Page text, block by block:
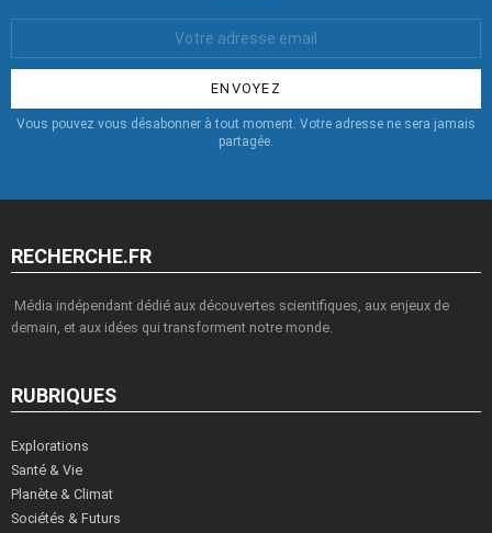
:
Vous pouvez vous désabonner à tout moment. Votre adresse ne sera jamais
partagée.
RECHERCHE.FR
Média indépendant dédié aux découvertes scientifiques, aux enjeux de
demain, et aux idées qui transforment notre monde.
RUBRIQUES
Explorations
Santé & Vie
Planète & Climat
Sociétés & Futurs